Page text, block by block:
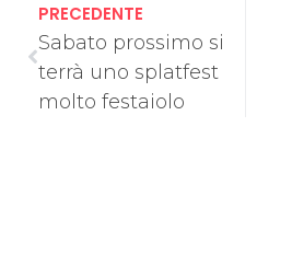
PRECEDENTE
Sabato prossimo si
terrà uno splatfest
molto festaiolo